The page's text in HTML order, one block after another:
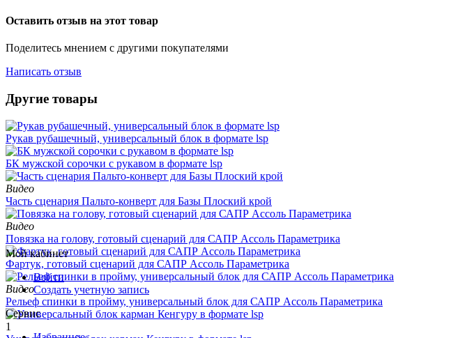
Оставить отзыв на этот товар
Поделитесь мнением с другими покупателями
Написать отзыв
Другие товары
Рукав рубашечный, универсальный блок в формате lsp
БК мужской сорочки с рукавом в формате lsp
Видео
Часть сценария Пальто-конверт для Базы Плоский крой
Видео
Повязка на голову, готовый сценарий для САПР Ассоль Параметрика
Фартук, готовый сценарий для САПР Ассоль Параметрика
Видео
Рельеф спинки в пройму, универсальный блок для САПР Ассоль Параметрика
1
Мой кабинет
Войти
Создать учетную запись
Сервис